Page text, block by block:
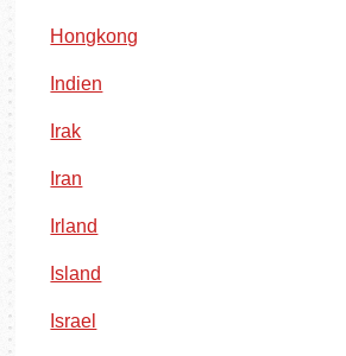
Hongkong
Indien
Irak
Iran
Irland
Island
Israel